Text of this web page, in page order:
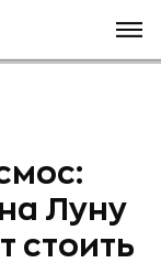
Луну
стоить